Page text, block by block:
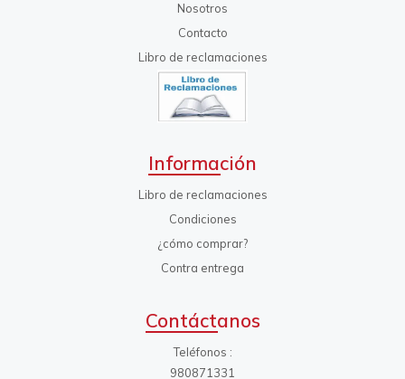
Nosotros
Contacto
Libro de reclamaciones
Información
Libro de reclamaciones
Condiciones
¿cómo comprar?
Contra entrega
Contáctanos
Teléfonos
980871331